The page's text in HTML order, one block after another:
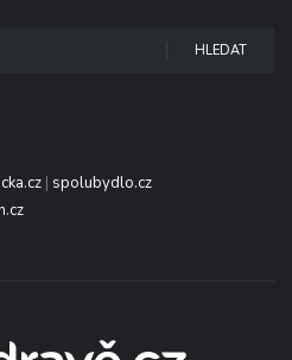
HLEDAT
| spolubydlo.cz